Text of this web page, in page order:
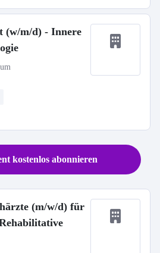
(w/m/d) - Innere
kostenlos abonnieren
(m/w/d) für